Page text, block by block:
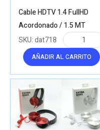
Cable HDTV 1.4 FullHD
Acordonado / 1.5 MT
AÑADIR AL CARRITO
SKU:dat718